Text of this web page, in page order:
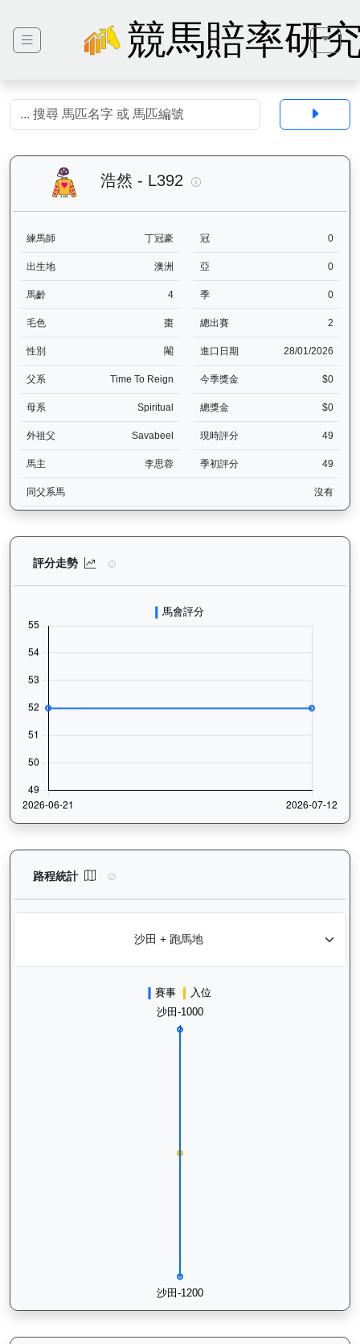
競馬賠率研
浩然 - L392
練馬師 丁冠豪 冠 0
出生地 澳洲 亞 0
馬齡 4 季 0
毛色 棗 總出賽 2
性別 閹 進口日期 28/01/2026
父系 Time To Reign 今季獎金 $0
母系 Spiritual 總獎金 $0
外祖父 Savabeel 現時評分 49
馬主 李思蓉 季初評分 49
同父系馬 沒有
評分走勢 浩然（L392）— 評分走勢圖表：追蹤香港賽
路程統計 浩然（L392）— 路程統計分析：查看香港賽駒